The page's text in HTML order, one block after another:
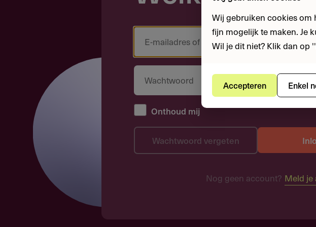
Onthoud mij
Wachtwoord vergeten
Nog geen account? Meld je
Wij gebruiken cookies om
fijn mogelijk te maken. Je
Wil je dit niet? Klik dan op
Accepteren Enkel